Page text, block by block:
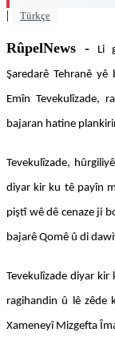
|
Türkçe
RûpelNews - Li
Şaredarê Tehranê
Emîn Tevekulîzade,
bajaran hatine
Tevekulîzade,
diyar kir ku tê payîn
piştî wê dê cenaze ji
bajarê Qomê û di
Tevekulîzade diyar
ragihandin û lê zêde
Xameneyî Mizgefta